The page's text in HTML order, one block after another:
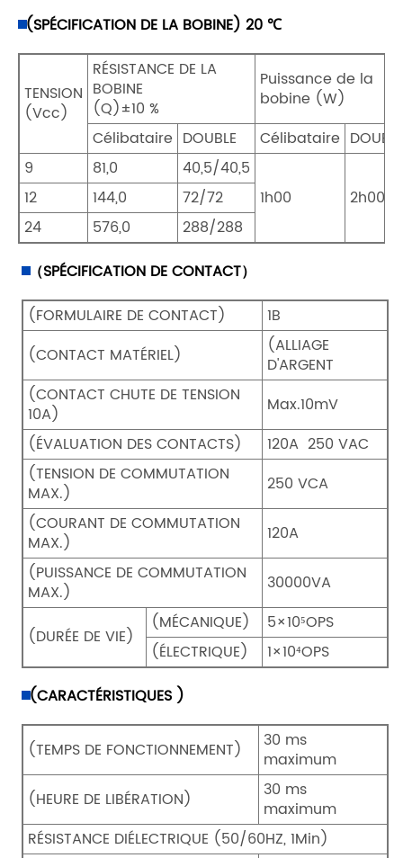
(SPÉCIFICATION DE LA BOBINE) 20 ℃
TENSION
(Vcc)
RÉSISTANCE DE LA
BOBINE
(Q)±10 %
Puissance de la
bobine (W)
Célibataire DOUBLE Célibataire DOUBLE
9
81,0
40,5/40,5
1h00
2h00
12 144,0
72/72
24
576,0
288/288
（SPÉCIFICATION DE CONTACT）
(FORMULAIRE DE CONTACT)
1B
(CONTACT MATÉRIEL)
(ALLIAGE
D'ARGENT
(CONTACT CHUTE DE TENSION
10A)
Max.10mV
(ÉVALUATION DES CONTACTS)
120A 250 VAC
(TENSION DE COMMUTATION
MAX.)
250 VCA
(COURANT DE COMMUTATION
MAX.)
120A
(PUISSANCE DE COMMUTATION
MAX.)
30000VA
(DURÉE DE VIE)
(MÉCANIQUE)
5×10⁵OPS
(ÉLECTRIQUE)
1×10⁴OPS
(CARACTÉRISTIQUES )
(TEMPS DE FONCTIONNEMENT)
30 ms
maximum
(HEURE DE LIBÉRATION)
30 ms
maximum
RÉSISTANCE DIÉLECTRIQUE (50/60HZ, 1Min)